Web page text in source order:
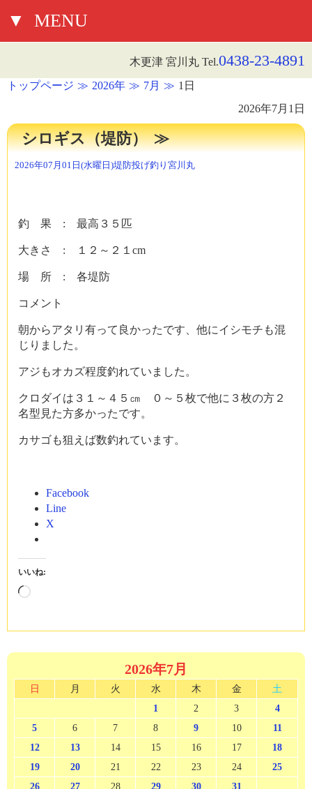
▼ MENU
木更津 宮川丸 Tel.0438-23-4891
トップページ 2026年 7月
1日
2026年7月1日
シロギス（堤防）
2026年07月01日(水曜日)堤防投げ釣り 宮川丸
釣 果 : 最高３５匹
大きさ : １２～２１cm
場 所 : 各堤防
コメント
朝からアタリ有って良かったです、他にイシモチも混
じりました。
アジもオカズ程度釣れていました。
クロダイは３１～４５㎝ ０～５枚で他に３枚の方２
名型見た方多かったです。
カサゴも狙えば数釣れています。
Facebook
Line
X
いいね:
読
中…
2026年7月
日 月 火 水 木 金
土
1
2 3
4
5
6 7 8 9 10
11
12
13 14 15 16 17
18
19
20 21 22 23 24
25
26
27 28 29 30 31